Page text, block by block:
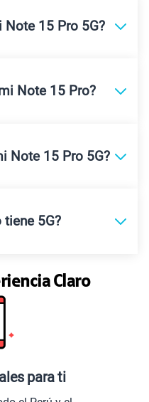
Note 15 Pro 5G?
Note 15 Pro?
Note 15 Pro 5G?
5G?
Claro